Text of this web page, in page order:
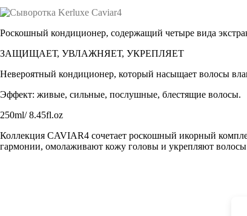
Роскошный кондиционер, содержащий четыре вида
ЗАЩИЩАЕТ, УВЛАЖНЯЕТ, УКРЕПЛЯЕТ
Невероятный кондиционер, который насыщает волосы
Эффект: живые, сильные, послушные, блестящие волосы.
250ml/ 8.45fl.oz
Коллекция CAVIAR4 сочетает роскошный икорный
гармонии, омолаживают кожу головы и укрепляют